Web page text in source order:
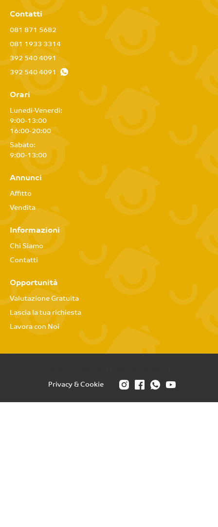
Contatti
081 871 5682
081 1933 3314
392 540 4091
392 540 4091
Orari
Lunedì-Venerdì:
9:00-13:00
16:00-20:00
Sabato:
9:00-13:00
Annunci
Affitto
Vendita
Informazioni
Chi Siamo
Contatti
Opportunità
Valutazione Gratuita
Lascia la tua richiesta
Lavora con Noi
Privacy & Cookie